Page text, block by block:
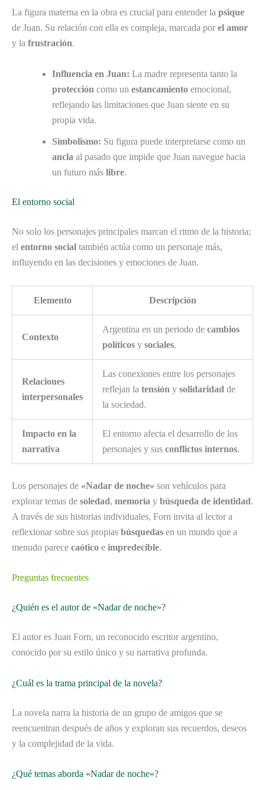
La figura materna en la obra es crucial para entender la psique
de Juan. Su relación con ella es compleja, marcada por el amor
y la frustración.
Influencia en Juan: La madre representa tanto la
protección como un estancamiento emocional,
reflejando las limitaciones que Juan siente en su
propia vida.
Simbolismo: Su figura puede interpretarse como un
ancla al pasado que impide que Juan navegue hacia
un futuro más libre.
El entorno social
No solo los personajes principales marcan el ritmo de la historia;
el entorno social también actúa como un personaje más,
influyendo en las decisiones y emociones de Juan.
Elemento Descripción
Contexto
Argentina en un periodo de cambios
políticos y sociales.
Relaciones
interpersonales
Las conexiones entre los personajes
reflejan la tensión y solidaridad de
la sociedad.
Impacto en la
narrativa
El entorno afecta el desarrollo de los
personajes y sus conflictos internos.
Los personajes de «Nadar de noche» son vehículos para
explorar temas de soledad, memoria y búsqueda de identidad.
A través de sus historias individuales, Forn invita al lector a
reflexionar sobre sus propias búsquedas en un mundo que a
menudo parece caótico e impredecible.
Preguntas frecuentes
¿Quién es el autor de «Nadar de noche»?
El autor es Juan Forn, un reconocido escritor argentino,
conocido por su estilo único y su narrativa profunda.
¿Cuál es la trama principal de la novela?
La novela narra la historia de un grupo de amigos que se
reencuentran después de años y exploran sus recuerdos, deseos
y la complejidad de la vida.
¿Qué temas aborda «Nadar de noche»?